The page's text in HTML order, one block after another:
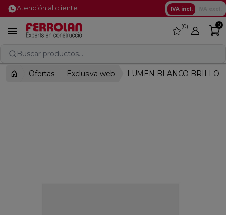
Atención al cliente IVA incl.
 favorite
0 0
Buscar productos...
Ofertas Exclusiva web LUMEN BLANCO BRILLO